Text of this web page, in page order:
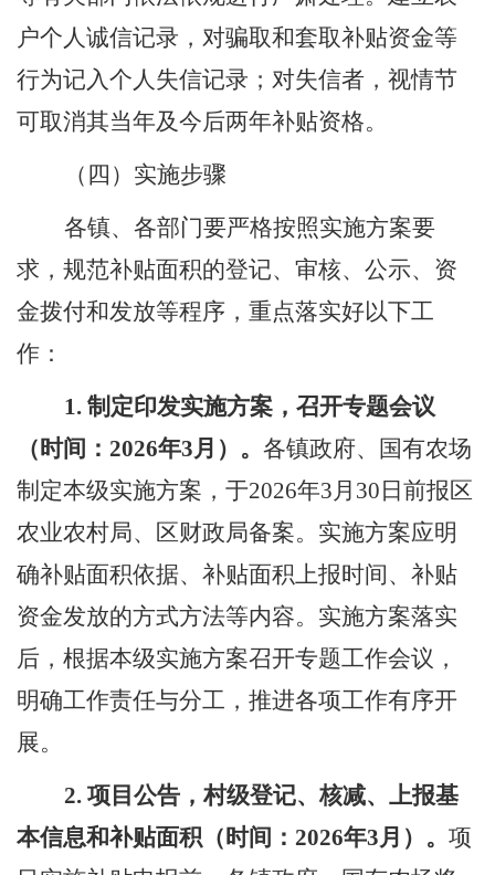
户个人诚信记录，对骗取和套取补贴资金等
行为记入个人失信记录；对失信者，视情节
可取消其当年及今后两年补贴资格。
（ 四 ）实施步骤
各镇、 各部门要严格按照实施方案要
求，规范补贴面积的登记、审核、公示、资
金拨付和发放等程序，重点落实好以下工
作：
1. 制定印发实施方案，召开专题会议
（时间： 2026年3月）。 各镇政府、国有农场
制定本级实施方案 ， 于2026年3月 30 日前报 区
农业农村局、
区财政局备案。 实施方案应明
确补贴面积依据、补贴面积上报时间、补贴
资金发放的方式方法等内容。实施方案落实
后，根据本级实施方案召开专题工作会议，
明确工作责任与分工，推进各项工作有序开
展。
2. 项目公告，村级登记、核减、上报基
本信息和补贴面积（时间： 2026年3月）。 项